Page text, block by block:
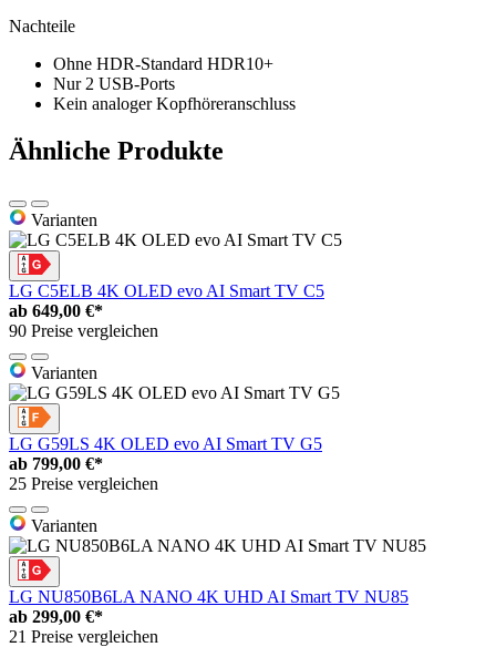
Nachteile
Ohne HDR-Standard HDR10+
Nur 2 USB-Ports
Kein analoger Kopfhöreranschluss
Ähnliche Produkte
Varianten
LG C5ELB 4K OLED evo AI Smart TV C5
ab 649,00 €*
90 Preise vergleichen
Varianten
LG G59LS 4K OLED evo AI Smart TV G5
ab 799,00 €*
25 Preise vergleichen
Varianten
LG NU850B6LA NANO 4K UHD AI Smart TV NU85
ab 299,00 €*
21 Preise vergleichen